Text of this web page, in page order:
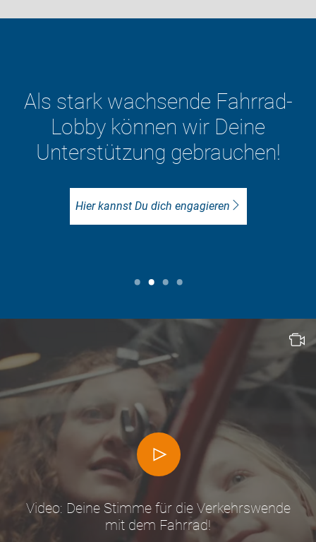
stärke die Fahrrad-Lobby! Je
mehr wir sind, desto mehr
Einfluss haben wir auf die
Video: Deine Stimme für die Verkehrswende
mit dem Fahrrad!